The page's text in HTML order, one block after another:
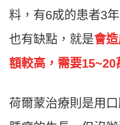
料，有6成的患者3
也有缺點，就是會
額較高，需要15~20
荷爾蒙治療則是用